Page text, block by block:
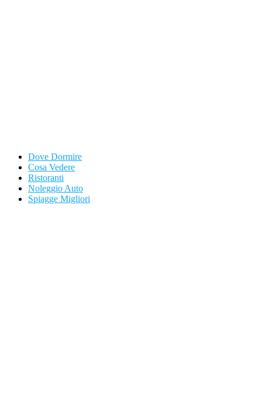
Dove Dormire
Cosa Vedere
Ristoranti
Noleggio Auto
Spiagge Migliori